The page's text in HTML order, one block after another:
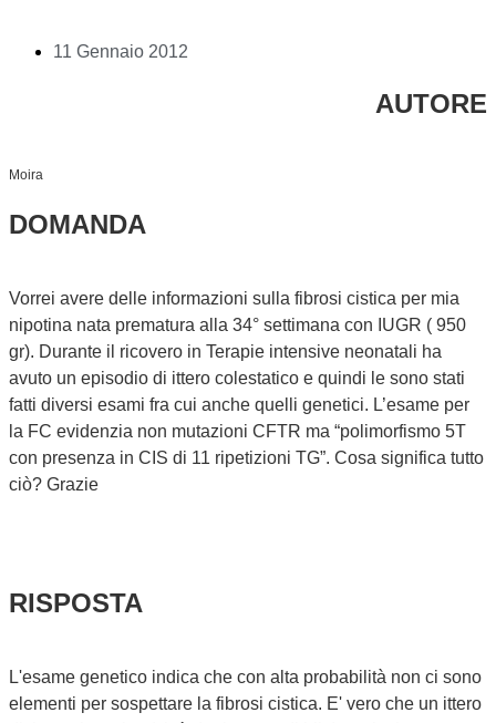
11 Gennaio 2012
AUTORE
Moira
DOMANDA
Vorrei avere delle informazioni sulla fibrosi cistica per mia
nipotina nata prematura alla 34° settimana con IUGR ( 950
gr). Durante il ricovero in Terapie intensive neonatali ha
avuto un episodio di ittero colestatico e quindi le sono stati
fatti diversi esami fra cui anche quelli genetici. L’esame per
la FC evidenzia non mutazioni CFTR ma “polimorfismo 5T
con presenza in CIS di 11 ripetizioni TG”. Cosa significa tutto
ciò? Grazie
RISPOSTA
L'esame genetico indica che con alta probabilità non ci sono
elementi per sospettare la fibrosi cistica. E' vero che un ittero